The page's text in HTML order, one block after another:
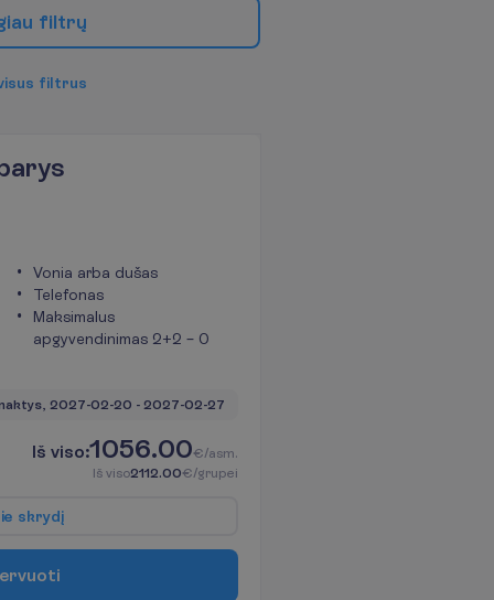
iau filtrų
isus filtrus
Vonia arba dušas
Telefonas
Maksimalus
apgyvendinimas 2+2 – 0
2027-02-20 - 2027-02-27
Iš viso:1056.00€/asm.
Iš viso2112.00€/grupei
ie skrydį
rvuoti